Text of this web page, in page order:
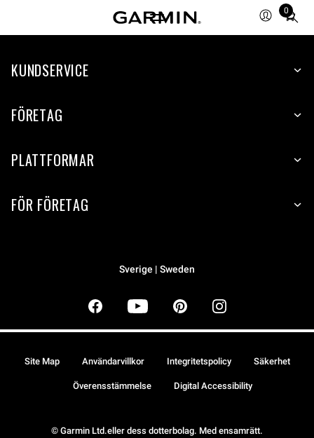
0
Total
items
cart:
KUNDSERVICE
FÖRETAG
PLATTFORMAR
FÖR FÖRETAG
Sverige | Sweden
© Garmin Ltd.eller dess dotterbolag. Med ensamrätt.
Site Map Användarvillkor Integritetspolicy Säkerhet
Överensstämmelse Digital Accessibility